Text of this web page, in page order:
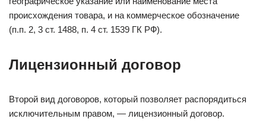
происхождения товара, и на коммерческое обозначение
(п.п. 2, 3 ст. 1488, п. 4 ст. 1539 ГК РФ).
Лицензионный договор
Второй вид договоров, который позволяет распорядиться
исключительным правом, — лицензионный договор.